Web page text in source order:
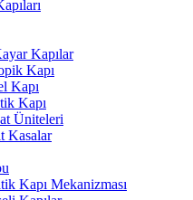
Kapılar
Kapı
Kapı
Kapı
Üniteleri
Kasalar
Kapı Mekanizması